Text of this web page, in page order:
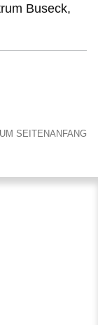
Buseck,
SEITENANFANG